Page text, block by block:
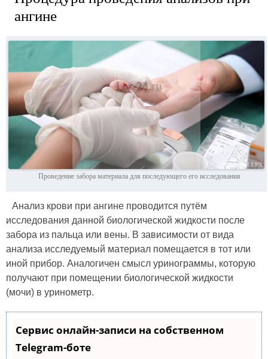
ангине
Проведение забора материала для последующего его исследования
Анализ крови при ангине проводится путём
исследования данной биологической жидкости после
забора из пальца или вены. В зависимости от вида
анализа исследуемый материал помещается в тот или
иной прибор. Аналогичен смысл уринограммы, которую
получают при помещении биологической жидкости
(мочи) в уринометр.
Сервис онлайн-записи на собственном
Telegram-боте